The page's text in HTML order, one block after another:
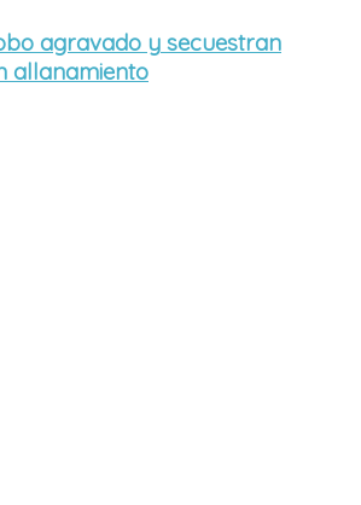
agravado y secuestran
allanamiento